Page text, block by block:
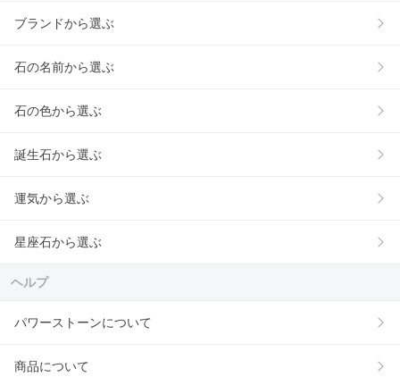
ブランドから選ぶ
石の名前から選ぶ
石の色から選ぶ
誕生石から選ぶ
運気から選ぶ
星座石から選ぶ
ヘルプ
パワーストーンについて
商品について